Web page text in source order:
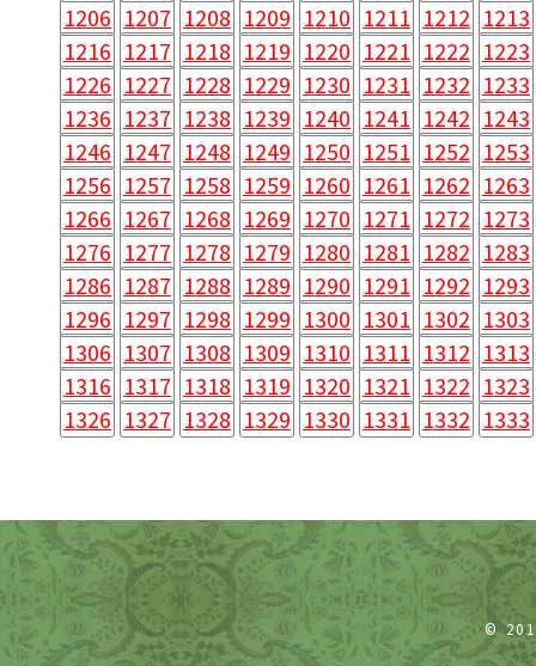
1206 1207 1208 1209 1210 1211 1212 1213
1216 1217 1218 1219 1220 1221 1222 1223
1226 1227 1228 1229 1230 1231 1232 1233
1236 1237 1238 1239 1240 1241 1242 1243
1246 1247 1248 1249 1250 1251 1252 1253
1256 1257 1258 1259 1260 1261 1262 1263
1266 1267 1268 1269 1270 1271 1272 1273
1276 1277 1278 1279 1280 1281 1282 1283
1286 1287 1288 1289 1290 1291 1292 1293
1296 1297 1298 1299 1300 1301 1302 1303
1306 1307 1308 1309 1310 1311 1312 1313
1316 1317 1318 1319 1320 1321 1322 1323
1326 1327 1328 1329 1330 1331 1332 1333
©